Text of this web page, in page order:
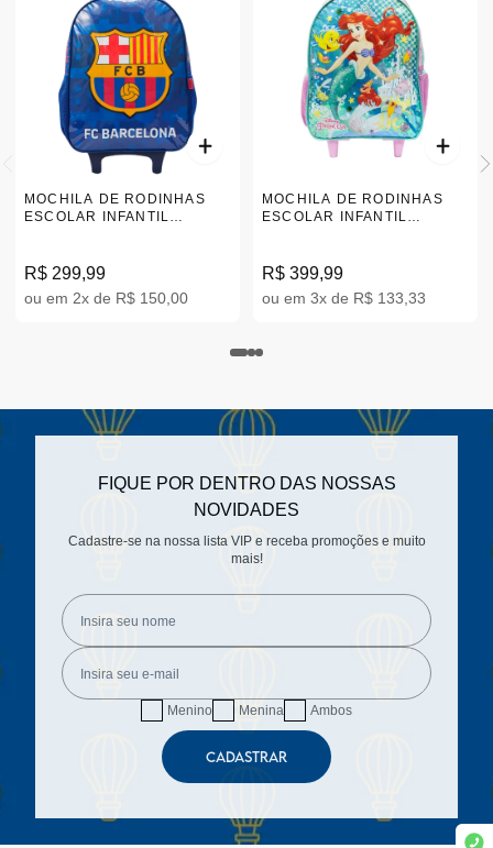
MOCHILA DE RODINHAS
ESCOLAR INFANTIL
R$ 299,99
ou em 2x de R$ 150,00
MOCHILA DE RODINHAS
ESCOLAR INFANTIL
R$ 399,99
ou em 3x de R$ 133,33
FIQUE POR DENTRO DAS NOSSAS
NOVIDADES
Cadastre-se na nossa lista VIP e receba promoções e muito
mais!
Menino Menina Ambos
CADASTRAR